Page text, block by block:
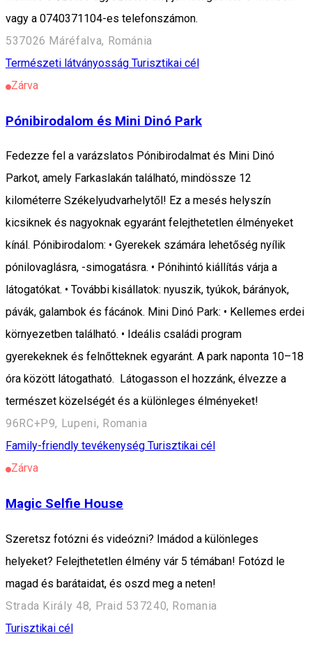
vagy a 0740371104-es telefonszámon.
537026 Máréfalva, Románia
Természeti látványosság Turisztikai cél
Zárva
Pónibirodalom és Mini Dinó Park
Fedezze fel a varázslatos Pónibirodalmat és Mini Dinó
Parkot, amely Farkaslakán található, mindössze 12
kilométerre Székelyudvarhelytől! Ez a mesés helyszín
kicsiknek és nagyoknak egyaránt felejthetetlen élményeket
kínál. Pónibirodalom: • Gyerekek számára lehetőség nyílik
pónilovaglásra, -simogatásra. • Pónihintó kiállítás várja a
látogatókat. • További kisállatok: nyuszik, tyúkok, bárányok,
pávák, galambok és fácánok. Mini Dinó Park: • Kellemes erdei
környezetben található. • Ideális családi program
gyerekeknek és felnőtteknek egyaránt. A park naponta 10–18
óra között látogatható. Látogasson el hozzánk, élvezze a
természet közelségét és a különleges élményeket!
96RC+P9, Lupeni, Romania
Family-friendly tevékenység Turisztikai cél
Zárva
Magic Selfie House
Szeretsz fotózni és videózni? Imádod a különleges
helyeket? Felejthetetlen élmény vár 5 témában! Fotózd le
magad és barátaidat, és oszd meg a neten!
Strada Király 48, Praid 537240, Romania
Turisztikai cél